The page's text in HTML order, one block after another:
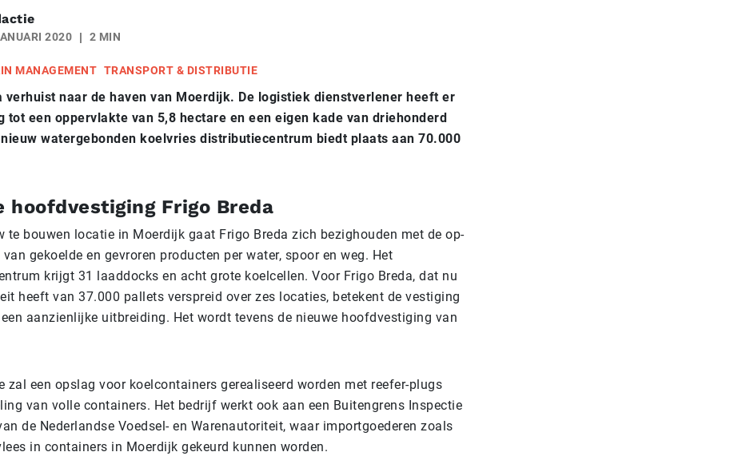
2020 2 MIN
MANAGEMENT TRANSPORT & DISTRIBUTIE
verhuist naar de haven van Moerdijk. De logistiek dienstverlener heeft er
tot een oppervlakte van 5,8 hectare en een eigen kade van driehonderd
watergebonden koelvries distributiecentrum biedt plaats aan 70.000
hoofdvestiging Frigo Breda
te bouwen locatie in Moerdijk gaat Frigo Breda zich bezighouden met de op-
gekoelde en gevroren producten per water, spoor en weg. Het
krijgt 31 laaddocks en acht grote koelcellen. Voor Frigo Breda, dat nu
heeft van 37.000 pallets verspreid over zes locaties, betekent de vestiging
aanzienlijke uitbreiding. Het wordt tevens de nieuwe hoofdvestiging van
zal een opslag voor koelcontainers gerealiseerd worden met reefer-plugs
van volle containers. Het bedrijf werkt ook aan een Buitengrens Inspectie
de Nederlandse Voedsel- en Warenautoriteit, waar importgoederen zoals
in containers in Moerdijk gekeurd kunnen worden.